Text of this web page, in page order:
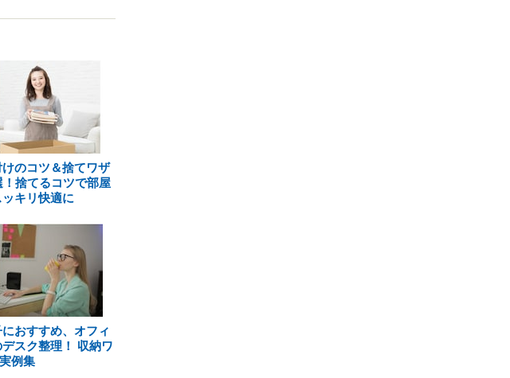
けのコツ＆捨てワザ
！捨てるコツで部屋
ッキリ快適に
おすすめ、オフィ
デスク整理！ 収納ワ
例集